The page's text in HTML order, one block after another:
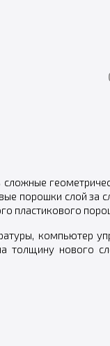
сложные
порошки слой за
пластикового
компьютер
толщину нового